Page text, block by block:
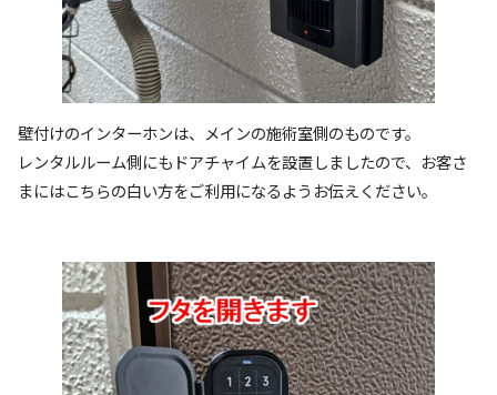
壁付けのインターホンは、メインの施術室側のものです。
レンタルルーム側にもドアチャイムを設置しましたので、お客さ
まにはこちらの白い方をご利用になるようお伝えください。